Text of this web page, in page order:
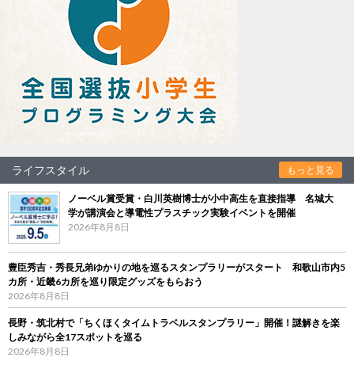
ライフスタイル もっと見る
ノーベル賞受賞・白川英樹博士が小中高生を直接指導 名城大
学が講演会と導電性プラスチック実験イベントを開催
2026年8月8日
豊臣秀吉・秀長兄弟ゆかりの地を巡るスタンプラリーがスタート 和歌山市内5
カ所・近畿6カ所を巡り限定グッズをもらおう
2026年8月8日
長野・筑北村で「ちくほくタイムトラベルスタンプラリー」開催！謎解きを楽
しみながら全17スポットを巡る
2026年8月8日